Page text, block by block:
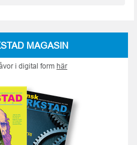
MAGASIN
i digital form här